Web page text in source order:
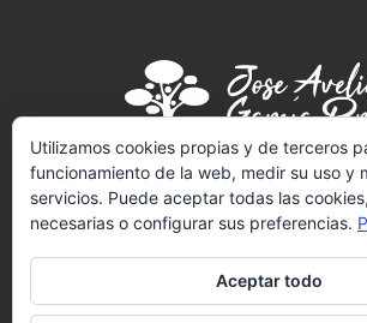
PSICÓLOGO (T-
NIF:02703414V
REGISTRO SANITARIO Nº
LICENCIADO EN PSICOLOGÍA
Utilizamos cookies propias y de terceros
funcionamiento de la web, medir su uso y
servicios. Puede aceptar todas las
necesarias o configurar sus preferencias.
Aceptar todo